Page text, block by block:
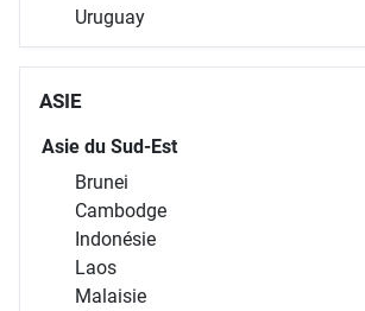
Uruguay
ASIE
Asie du Sud-Est
Brunei
Cambodge
Indonésie
Laos
Malaisie